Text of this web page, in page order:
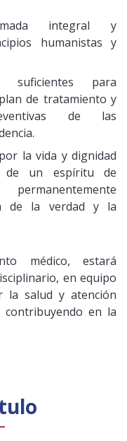
integral y
humanistas y
suficientes para
de tratamiento y
de las
la vida y dignidad
de un espíritu de
de la verdad y la
médico, estará
en equipo
la salud y atención
en la